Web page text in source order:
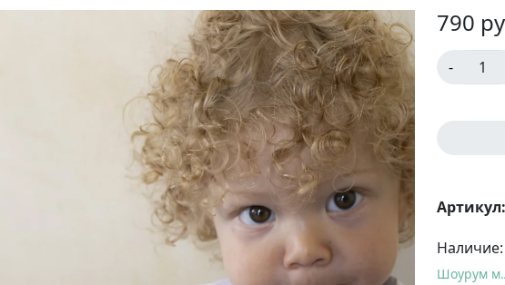
790
-
Артикул:
Наличие:
Шоурум